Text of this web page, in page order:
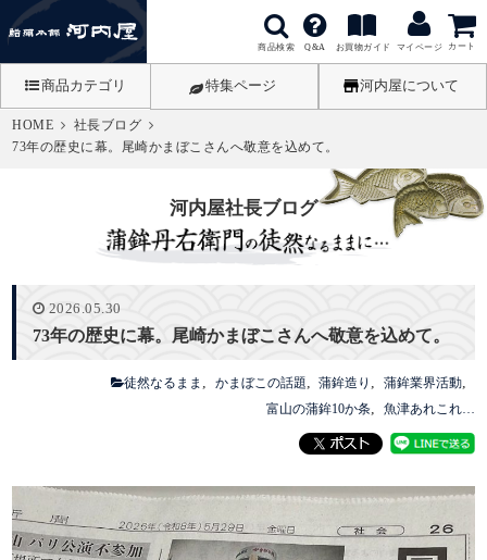
商品検索 Q&A お買物ガイド マイページ カート
商品カテゴリ 特集ページ 河内屋について
HOME
社長ブログ
73年の歴史に幕。尾崎かまぼこさんへ敬意を込めて。
河内屋社長ブログ
2026.05.30
73年の歴史に幕。尾崎かまぼこさんへ敬意を込めて。
徒然なるまま かまぼこの話題 蒲鉾造り
蒲鉾業界活動
富山の蒲鉾10か条
魚津あれこれ…